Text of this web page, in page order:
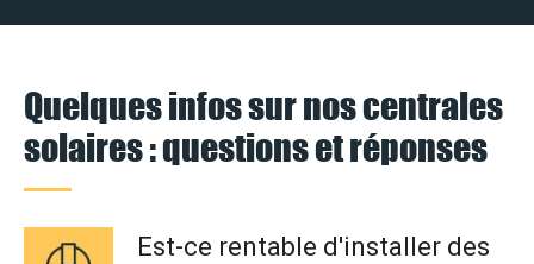
Quelques infos sur nos centrales
solaires : questions et réponses
Est-ce rentable d'installer des